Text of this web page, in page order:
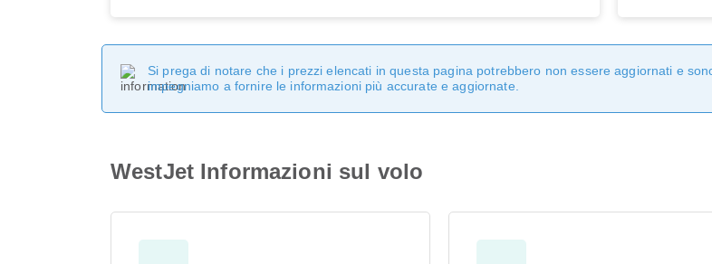
Si prega di notare che i prezzi elencati in questa pagina potrebbero non essere aggiornati e
impegniamo a fornire le informazioni più accurate e aggiornate.
WestJet Informazioni sul volo